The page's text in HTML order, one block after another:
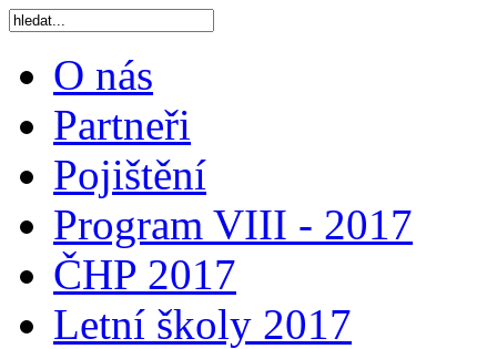
O nás
Partneři
Pojištění
Program VIII - 2017
ČHP 2017
Letní školy 2017